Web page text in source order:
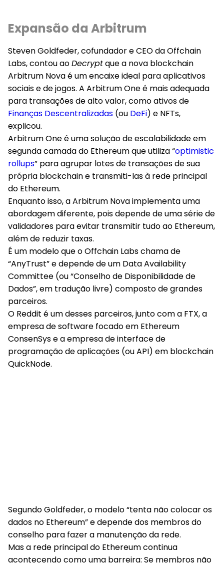
Expansão da Arbitrum
Steven Goldfeder, cofundador e CEO da Offchain
Labs, contou aoDecryptque a nova blockchain
Arbitrum Nova é um encaixe ideal para aplicativos
sociais e de jogos. A Arbitrum One é mais adequada
para transações de alto valor, como ativos de
Finanças Descentralizadas (ou DeFi) e NFTs,
explicou.
Arbitrum One é uma solução de escalabilidade em
segunda camada do Ethereum que utiliza “optimistic
rollups” para agrupar lotes de transações de sua
própria blockchain e transmiti-las à rede principal
do Ethereum.
Enquanto isso, a Arbitrum Nova implementa uma
abordagem diferente, pois depende de uma série de
validadores para evitar transmitir tudo ao Ethereum,
além de reduzir taxas.
É um modelo que o Offchain Labs chama de
“AnyTrust” e depende de um Data Availability
Committee (ou “Conselho de Disponibilidade de
Dados”, em tradução livre) composto de grandes
parceiros.
O Reddit é um desses parceiros, junto com a FTX, a
empresa de software focado em Ethereum
ConsenSys e a empresa de interface de
programação de aplicações (ou API) em blockchain
QuickNode.
Segundo Goldfeder, o modelo “tenta não colocar os
dados no Ethereum” e depende dos membros do
conselho para fazer a manutenção da rede.
Mas a rede principal do Ethereum continua
acontecendo como uma barreira: Se membros não